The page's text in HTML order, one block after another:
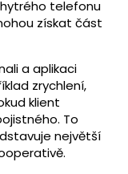
telefonu
získat část
a aplikaci
zrychlení,
klient
To
největší